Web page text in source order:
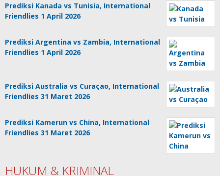
Prediksi Kanada vs Tunisia, International
Friendlies 1 April 2026
Prediksi Argentina vs Zambia, International
Friendlies 1 April 2026
Prediksi Australia vs Curaçao, International
Friendlies 31 Maret 2026
Prediksi Kamerun vs China, International
Friendlies 31 Maret 2026
HUKUM & KRIMINAL